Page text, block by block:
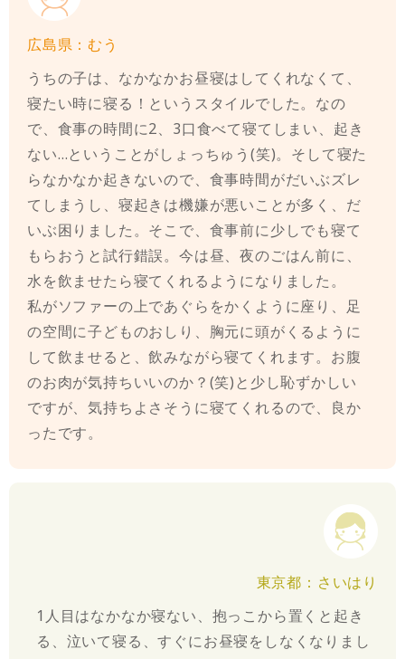
広島県：むう
うちの子は、なかなかお昼寝はしてくれなくて、
寝たい時に寝る！というスタイルでした。なの
で、食事の時間に2、3口食べて寝てしまい、起き
ない…ということがしょっちゅう(笑)。そして寝た
らなかなか起きないので、食事時間がだいぶズレ
てしまうし、寝起きは機嫌が悪いことが多く、だ
いぶ困りました。そこで、食事前に少しでも寝て
もらおうと試行錯誤。今は昼、夜のごはん前に、
水を飲ませたら寝てくれるようになりました。
私がソファーの上であぐらをかくように座り、足
の空間に子どものおしり、胸元に頭がくるように
して飲ませると、飲みながら寝てくれます。お腹
のお肉が気持ちいいのか？(笑)と少し恥ずかしい
ですが、気持ちよさそうに寝てくれるので、良か
ったです。
東京都：さいはり
1人目はなかなか寝ない、抱っこから置くと起き
る、泣いて寝る、すぐにお昼寝をしなくなりまし